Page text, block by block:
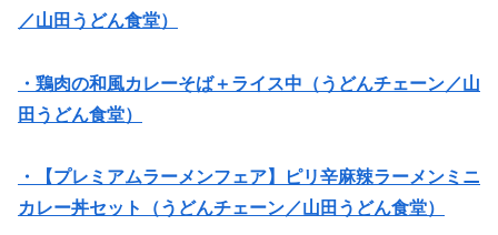
／山田うどん食堂）
・鶏肉の和風カレーそば＋ライス中（うどんチェーン／山
田うどん食堂）
・【プレミアムラーメンフェア】ピリ辛麻辣ラーメンミニ
カレー丼セット（うどんチェーン／山田うどん食堂）